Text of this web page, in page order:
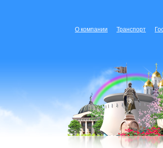
О компании Транспорт